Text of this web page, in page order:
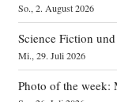
So., 2. August 2026
Science Fiction
Mi., 29. Juli 2026
Photo of the week: